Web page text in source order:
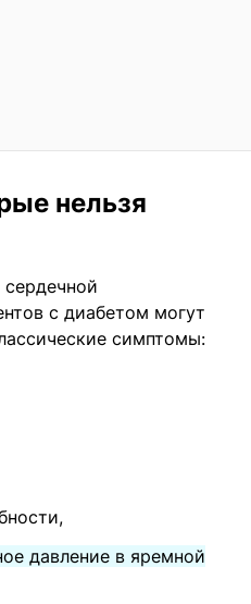
нельзя
с диабетом могут
симптомы:
давление в яремной